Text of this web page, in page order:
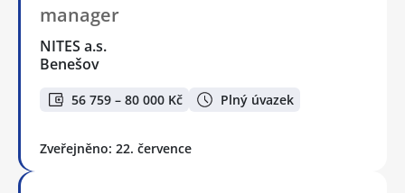
manager
NITES a.s.
Benešov
56 759 – 80 000 Kč Plný úvazek
Zveřejněno: 22. července